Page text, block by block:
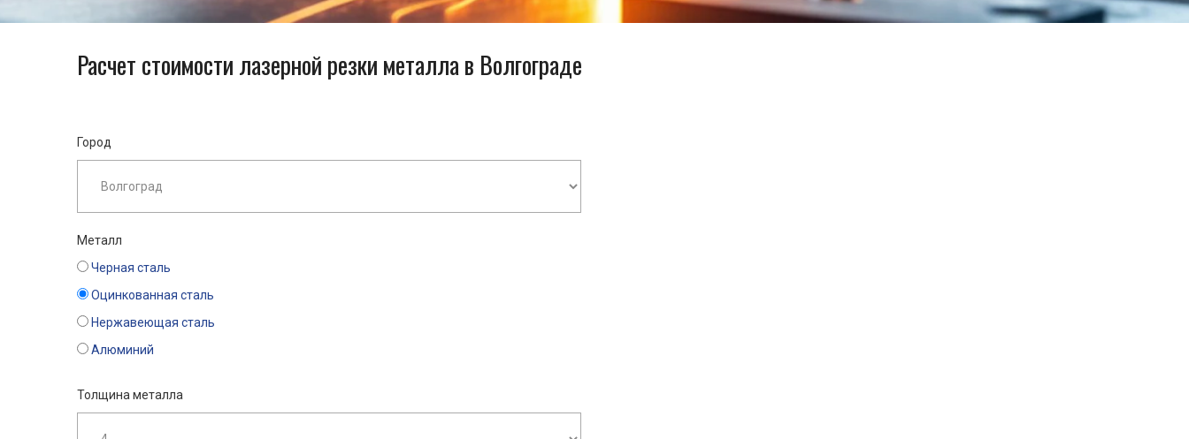
Расчет стоимости лазерной резки металла в Волгограде
Город
Металл
Черная сталь
Оцинкованная сталь
Нержавеющая сталь
Алюминий
Толщина металла